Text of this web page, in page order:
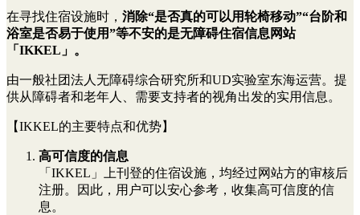
在寻找住宿设施时， 消除“是否真的可以用轮椅移动”“台阶和
浴室是否易于使用”等不安的是无障碍住宿信息网站
「IKKEL」。
由一般社团法人无障碍综合研究所和UD实验室东海运营。提
供从障碍者和老年人、需要支持者的视角出发的实用信息。
【IKKEL的主要特点和优势】
高可信度的信息
「IKKEL」上刊登的住宿设施，均经过网站方的审核后
注册。因此，用户可以安心参考，收集高可信度的信
息。